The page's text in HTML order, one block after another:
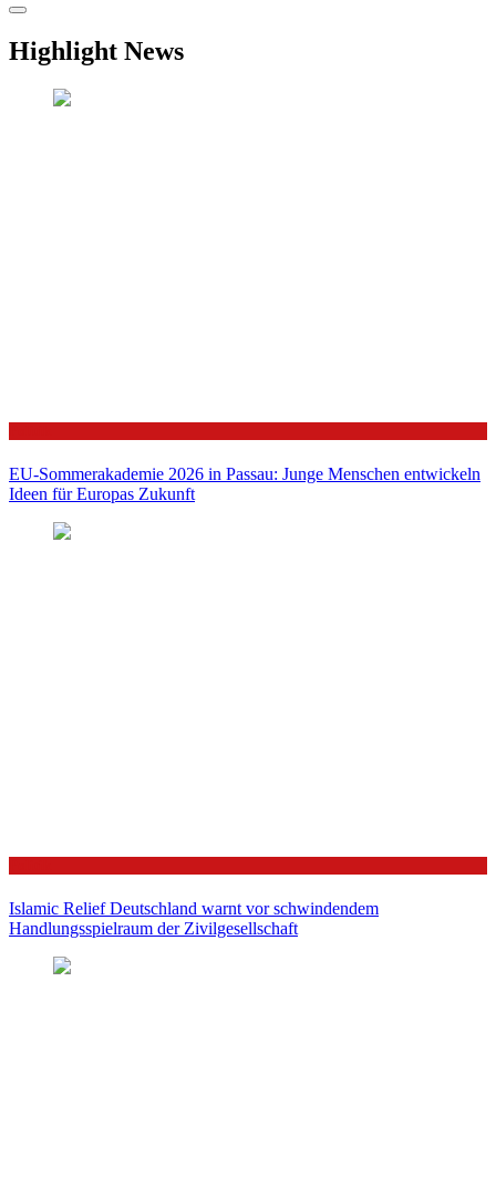
Highlight News
EU-Sommerakademie 2026 in Passau: Junge Menschen entwickeln
Ideen für Europas Zukunft
Islamic Relief Deutschland warnt vor schwindendem
Handlungsspielraum der Zivilgesellschaft